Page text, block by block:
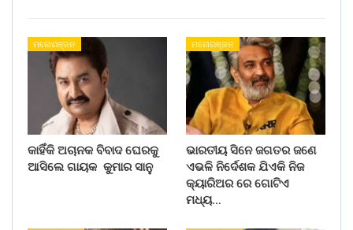
ମନୋରଞ୍ଜନ
କାହିଁକି ଅଚାନକ ବିବାଦ ଘେରକୁ
ଆସିଲେ ଗାୟକ କୁମାର ସାନୁ
ମନୋରଞ୍ଜନ
ଭାରତୀୟ ସିନେ ଜଗତର ଜଣେ
ଏଭଳି ନିର୍ଦେଶକ ଯିଏକି ନିଜ
କ୍ୟାରିଅର ରେ ଗୋଟିଏ
ମଧ୍ୟ…